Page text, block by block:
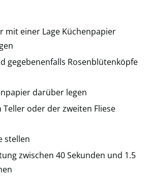
mit einer Lage Küchenpapier
gegebenenfalls Rosenblütenköpfe
darüber legen
oder der zweiten Fliese
stellen
zwischen 40 Sekunden und 1.5